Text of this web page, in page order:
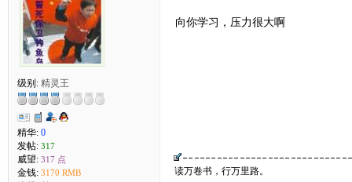
级别: 精灵王
精华: 0
发帖: 317
威望: 317 点
金钱: 3170 RMB
向你学习，压力很大啊
读万卷书，行万里路。